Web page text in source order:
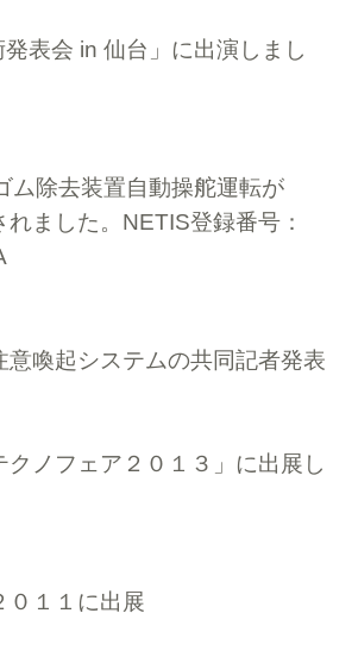
発表会 in 仙台」に出演しまし
ム除去装置自動操舵運転が
ました。NETIS登録番号：
意喚起システムの共同記者発表
クノフェア２０１３」に出展し
０１１に出展